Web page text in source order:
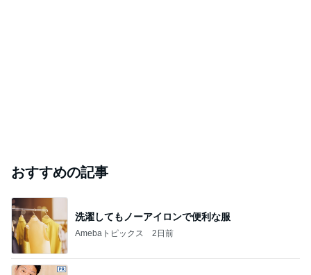
おすすめの記事
洗濯してもノーアイロンで便利な服
Amebaトピックス 2日前